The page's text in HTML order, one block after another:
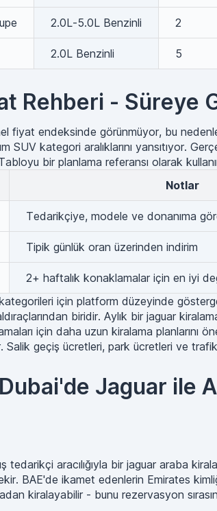
2.0L-5.0L Benzinli 2
2.0L Benzinli 5
Rehberi - Süreye
fiyat endeksinde görünmüyor, bu
kategori aralıklarını yansıtıyor.
bir planlama referansı olarak
Notlar
Tedarikçiye, modele ve donanıma
Tipik günlük oran üzerinden indirim
2+ haftalık konaklamalar için en iyi
için platform düzeyinde
biridir. Aylık bir jaguar
için daha uzun kiralama
geçiş ücretleri, park ücretleri ve
Jaguar ile
tedarikçi aracılığıyla bir jaguar araba
BAE'de ikamet edenlerin Emirates
kiralayabilir - bunu rezervasyon